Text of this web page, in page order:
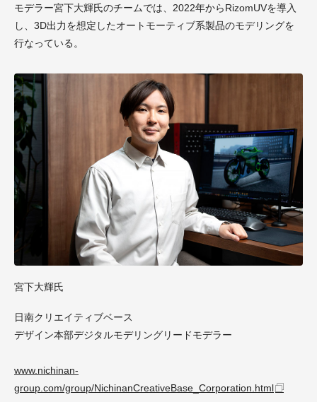
モデラー宮下大輝氏のチームでは、2022年からRizomUVを導入
し、3D出力を想定したオートモーティブ系製品のモデリングを
行なっている。
宮下大輝氏
日南クリエイティブベース
デザイン本部デジタルモデリングリードモデラー
www.nichinan-
group.com/group/NichinanCreativeBase_Corporation.html